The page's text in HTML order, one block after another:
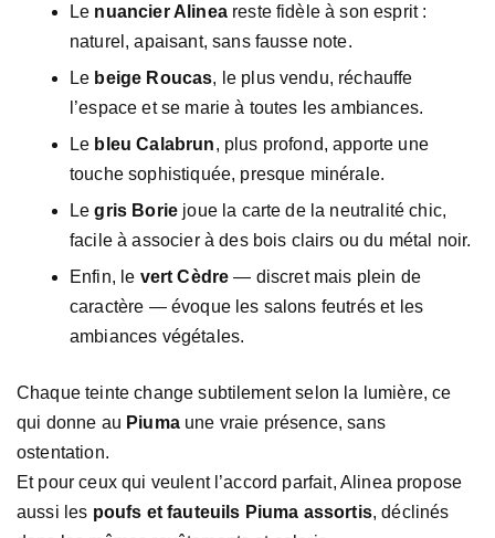
Le nuancier Alineareste fidèle à son esprit :
naturel, apaisant, sans fausse note.
Le beige Roucas, le plus vendu, réchauffe
l’espace et se marie à toutes les ambiances.
Le bleu Calabrun, plus profond, apporte une
touche sophistiquée, presque minérale.
Legris Borie joue la carte de la neutralité chic,
facile à associer à des bois clairs ou du métal noir.
Enfin, le vert Cèdre — discret mais plein de
caractère — évoque les salons feutrés et les
ambiances végétales.
Chaque teinte change subtilement selon la lumière, ce
qui donne au Piumaune vraie présence, sans
ostentation.
Et pour ceux qui veulent l’accord parfait, Alinea propose
aussi les poufs et fauteuils Piuma assortis, déclinés